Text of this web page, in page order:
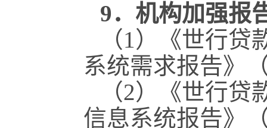
9．机构加强报
（1）《世行
系统需求报告》
（2）《世行
信息系统报告》